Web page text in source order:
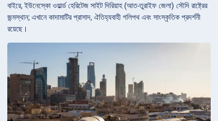
বাইরে, ইউনেস্কো ওয়ার্ল্ড হেরিটেজ সাইট দিরিয়াহ (আত-তুরাইফ জেলা) সৌদি রাষ্ট্রের
জন্মস্থান; এখানে কাদামাটির প্রাসাদ, ঐতিহ্যবাহী গলিপথ এবং সাংস্কৃতিক প্রদর্শনী
রয়েছে।